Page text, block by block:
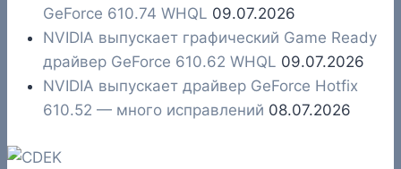
GeForce 610.74 WHQL 09.07.2026
NVIDIA выпускает графический Game Ready
драйвер GeForce 610.62 WHQL 09.07.2026
NVIDIA выпускает драйвер GeForce Hotfix
610.52 — много исправлений 08.07.2026